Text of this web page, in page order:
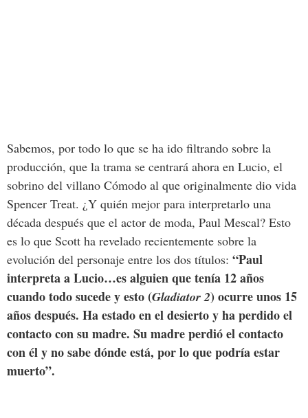
Sabemos, por todo lo que se ha ido filtrando sobre la
producción, que la trama se centrará ahora en Lucio, el
sobrino del villano Cómodo al que originalmente dio vida
Spencer Treat. ¿Y quién mejor para interpretarlo una
década después que el actor de moda, Paul Mescal? Esto
es lo que Scott ha revelado recientemente sobre la
evolución del personaje entre los dos títulos: “Paul
interpreta a Lucio…es alguien que tenía 12 años
cuando todo sucede y esto (Gladiator 2) ocurre unos 15
años después. Ha estado en el desierto y ha perdido el
contacto con su madre. Su madre perdió el contacto
con él y no sabe dónde está, por lo que podría estar
muerto”.